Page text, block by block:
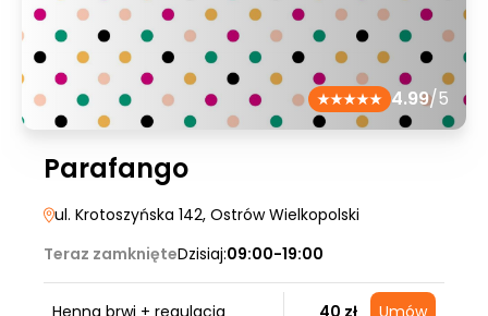
4.99/5
Parafango
ul. Krotoszyńska 142, Ostrów Wielkopolski
Teraz zamknięteDzisiaj:09:00-19:00
Henna brwi + regulacja 40 zł Umów